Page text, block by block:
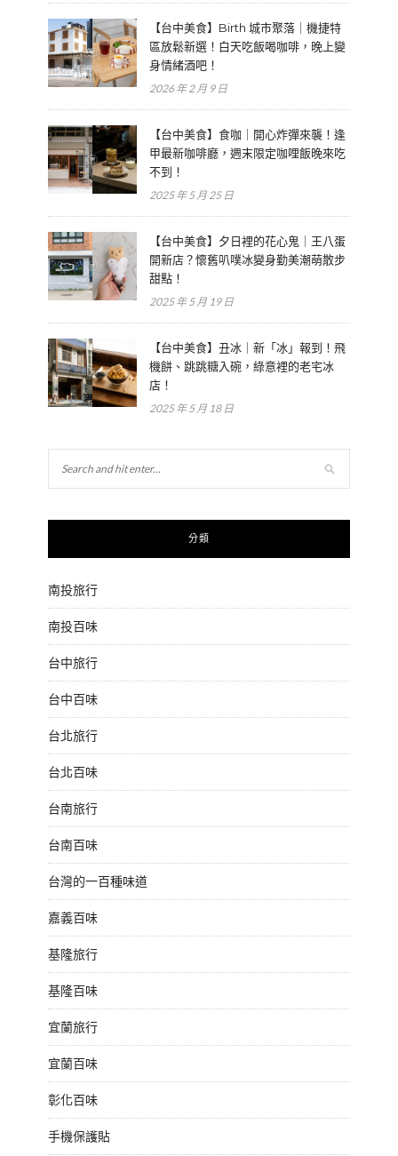
【台中美食】Birth 城市聚落｜機捷特
區放鬆新選！白天吃飯喝咖啡，晚上變
身情緒酒吧！
2026 年 2 月 9 日
【台中美食】食咖｜開心炸彈來襲！逢
甲最新咖啡廳，週末限定咖哩飯晚來吃
不到！
2025 年 5 月 25 日
【台中美食】夕日裡的花心鬼｜王八蛋
開新店？懷舊叭噗冰變身勤美潮萌散步
甜點！
2025 年 5 月 19 日
【台中美食】丑冰｜新「冰」報到！飛
機餅、跳跳糖入碗，綠意裡的老宅冰
店！
2025 年 5 月 18 日
分類
南投旅行
南投百味
台中旅行
台中百味
台北旅行
台北百味
台南旅行
台南百味
台灣的一百種味道
嘉義百味
基隆旅行
基隆百味
宜蘭旅行
宜蘭百味
彰化百味
手機保護貼